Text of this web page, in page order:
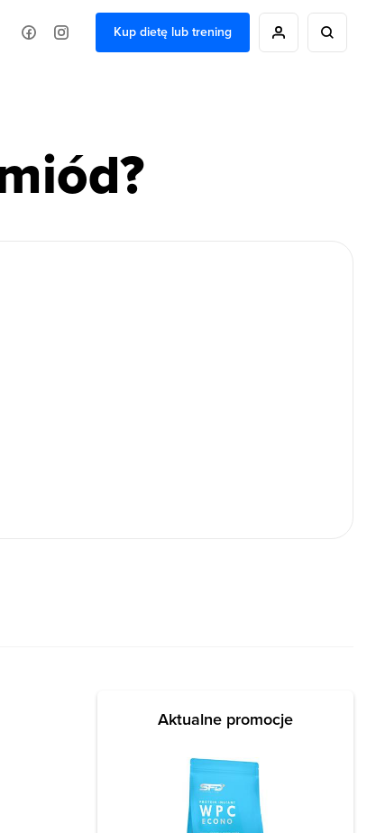
Kup dietę lub trening
Aktualne promocje